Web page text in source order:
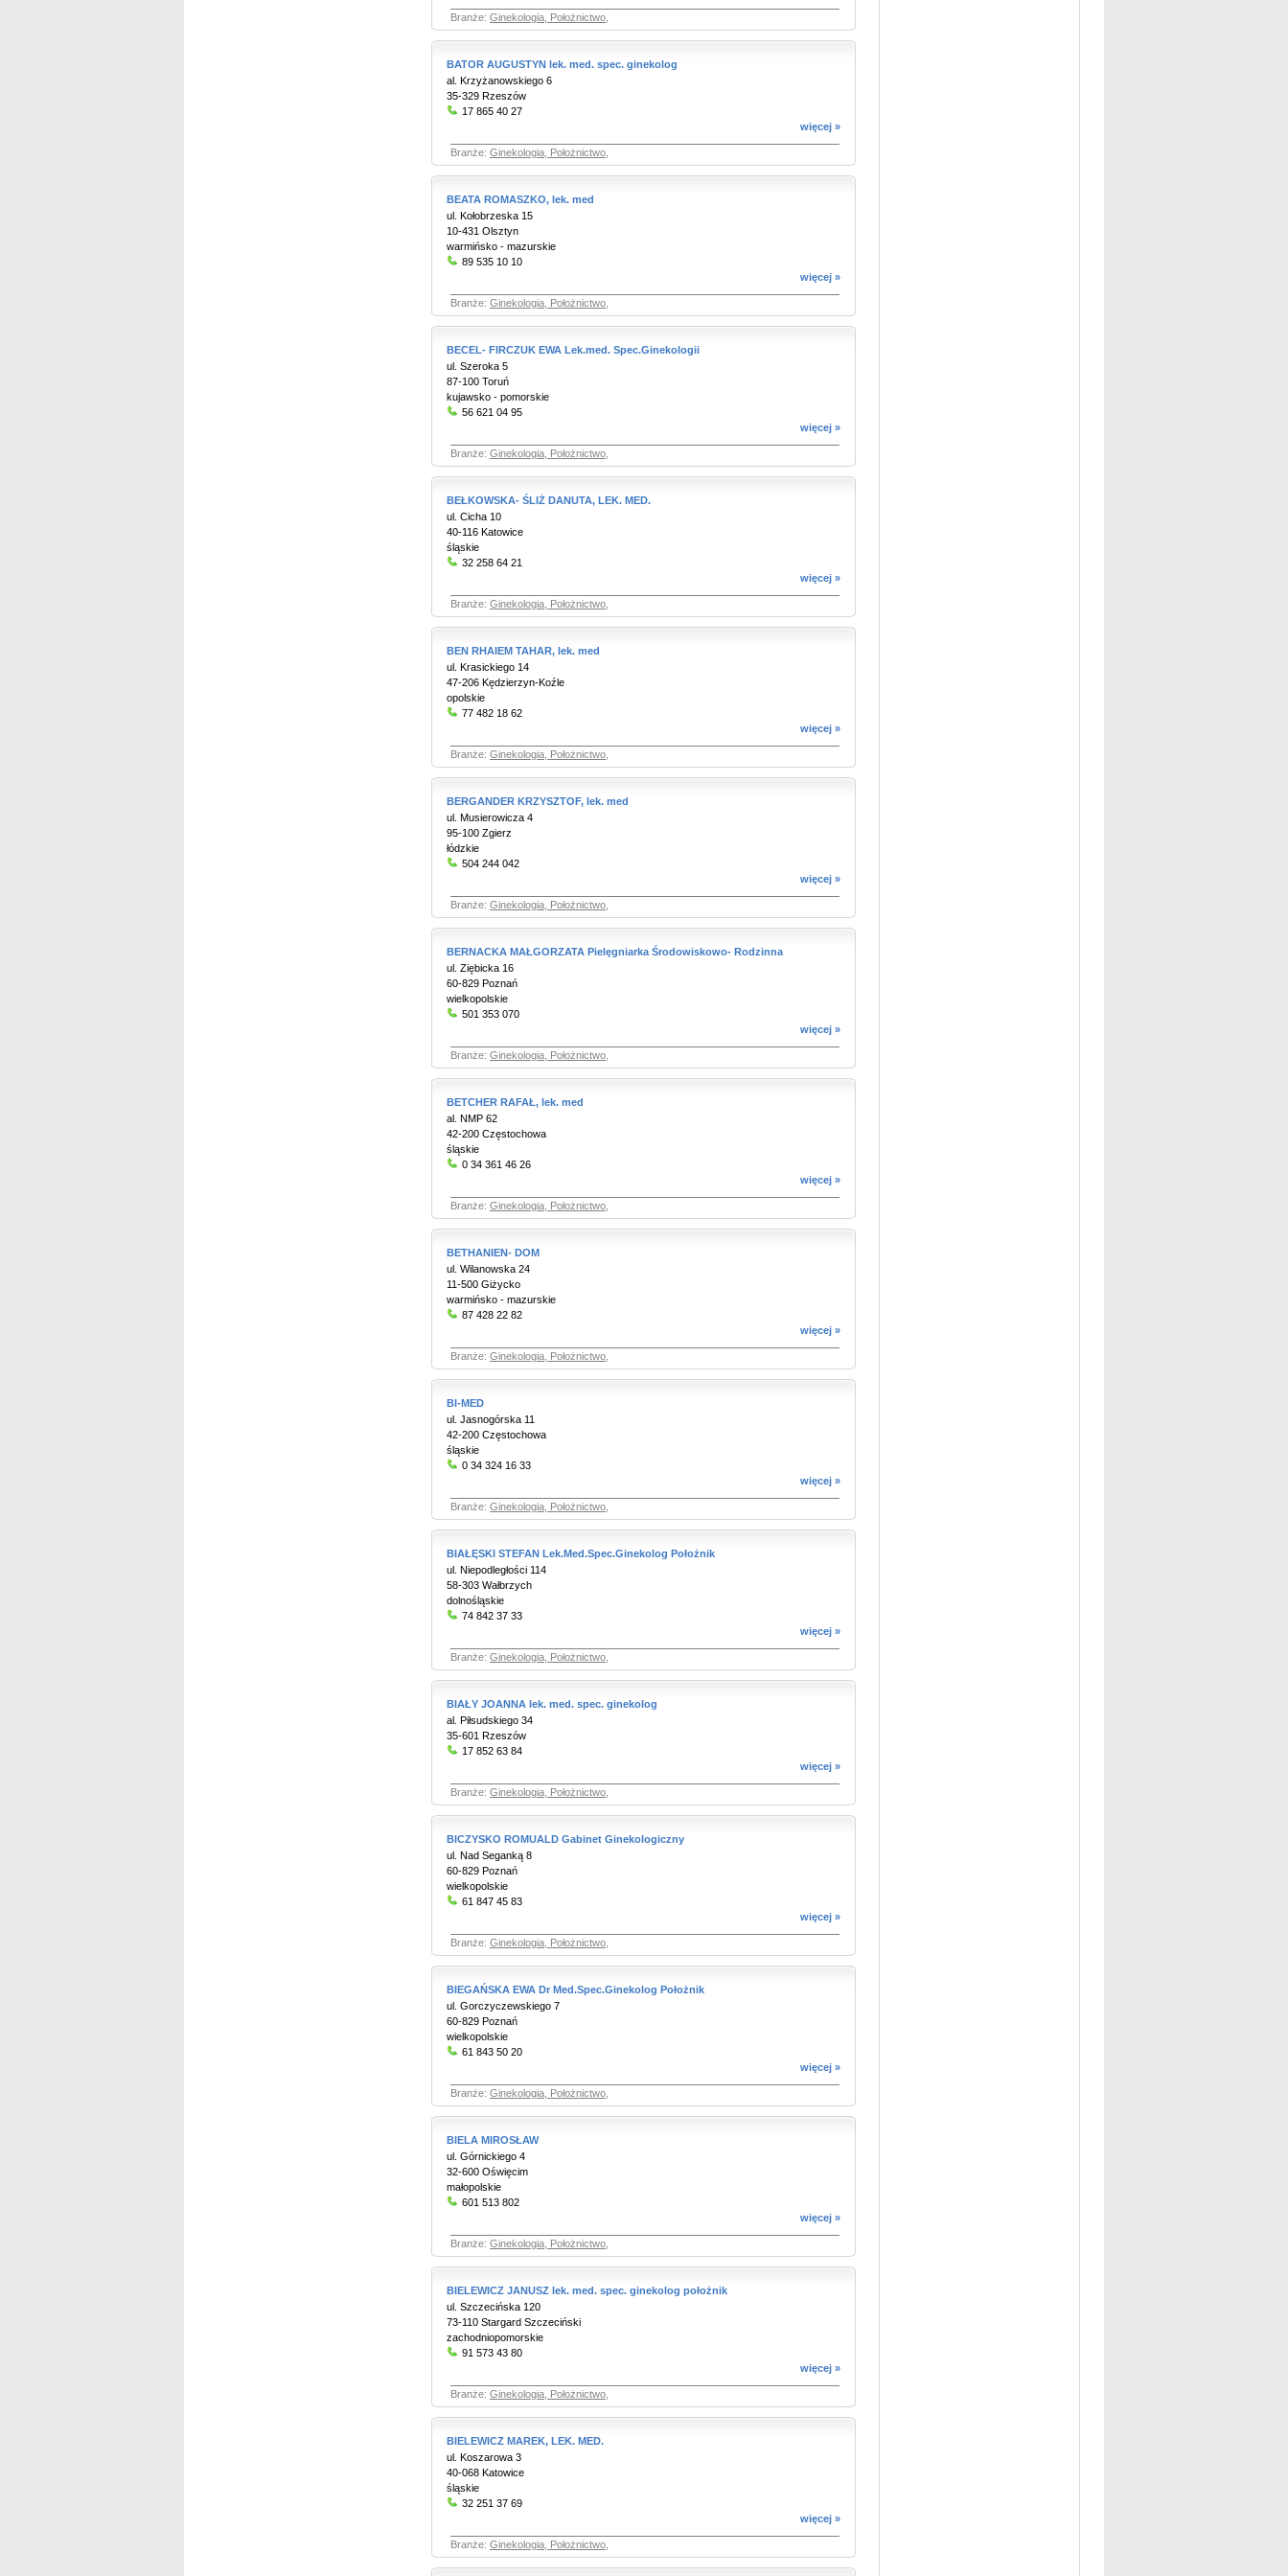
Branże: Ginekologia, Położnictwo
BATOR AUGUSTYN lek. med. spec. ginekolog
al. Krzyżanowskiego 6
35-329 Rzeszów
17 865 40 27
więcej »
Branże: Ginekologia, Położnictwo
BEATA ROMASZKO, lek. med
ul. Kołobrzeska 15
10-431 Olsztyn
warmińsko - mazurskie
89 535 10 10
więcej »
Branże: Ginekologia, Położnictwo
BECEL- FIRCZUK EWA Lek.med. Spec.Ginekologii
ul. Szeroka 5
87-100 Toruń
kujawsko - pomorskie
56 621 04 95
więcej »
Branże: Ginekologia, Położnictwo
BEŁKOWSKA- ŚLIŻ DANUTA, LEK. MED.
ul. Cicha 10
40-116 Katowice
śląskie
32 258 64 21
więcej »
Branże: Ginekologia, Położnictwo
BEN RHAIEM TAHAR, lek. med
ul. Krasickiego 14
47-206 Kędzierzyn-Koźle
opolskie
77 482 18 62
więcej »
Branże: Ginekologia, Położnictwo
BERGANDER KRZYSZTOF, lek. med
ul. Musierowicza 4
95-100 Zgierz
łódzkie
504 244 042
więcej »
Branże: Ginekologia, Położnictwo
BERNACKA MAŁGORZATA Pielęgniarka Środowiskowo- Rodzinna
ul. Ziębicka 16
60-829 Poznań
wielkopolskie
501 353 070
więcej »
Branże: Ginekologia, Położnictwo
BETCHER RAFAŁ, lek. med
al. NMP 62
42-200 Częstochowa
śląskie
0 34 361 46 26
więcej »
Branże: Ginekologia, Położnictwo
BETHANIEN- DOM
ul. Wilanowska 24
11-500 Giżycko
warmińsko - mazurskie
87 428 22 82
więcej »
Branże: Ginekologia, Położnictwo
BI-MED
ul. Jasnogórska 11
42-200 Częstochowa
śląskie
0 34 324 16 33
więcej »
Branże: Ginekologia, Położnictwo
BIAŁĘSKI STEFAN Lek.Med.Spec.Ginekolog Położnik
ul. Niepodległości 114
58-303 Wałbrzych
dolnośląskie
74 842 37 33
więcej »
Branże: Ginekologia, Położnictwo
BIAŁY JOANNA lek. med. spec. ginekolog
al. Piłsudskiego 34
35-601 Rzeszów
17 852 63 84
więcej »
Branże: Ginekologia, Położnictwo
BICZYSKO ROMUALD Gabinet Ginekologiczny
ul. Nad Seganką 8
60-829 Poznań
wielkopolskie
61 847 45 83
więcej »
Branże: Ginekologia, Położnictwo
BIEGAŃSKA EWA Dr Med.Spec.Ginekolog Położnik
ul. Gorczyczewskiego 7
60-829 Poznań
wielkopolskie
61 843 50 20
więcej »
Branże: Ginekologia, Położnictwo
BIELA MIROSŁAW
ul. Górnickiego 4
32-600 Oświęcim
małopolskie
601 513 802
więcej »
Branże: Ginekologia, Położnictwo
BIELEWICZ JANUSZ lek. med. spec. ginekolog położnik
ul. Szczecińska 120
73-110 Stargard Szczeciński
zachodniopomorskie
91 573 43 80
więcej »
Branże: Ginekologia, Położnictwo
BIELEWICZ MAREK, LEK. MED.
ul. Koszarowa 3
40-068 Katowice
śląskie
32 251 37 69
więcej »
Branże: Ginekologia, Położnictwo